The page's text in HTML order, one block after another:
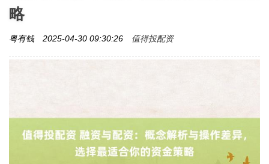
略
粤有钱 2025-04-30 09:30:26 值得投配资